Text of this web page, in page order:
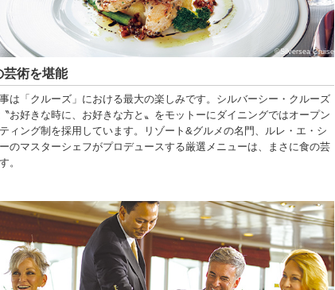
©Silversea Cruise
芸術を堪能
は「クルーズ」における最大の楽しみです。シルバーシー・クルーズ
お好きな時に、お好きな方と〟をモットーにダイニングではオープン
ィング制を採用しています。リゾート&グルメの名門、ルレ・エ・シ
のマスターシェフがプロデュースする厳選メニューは、まさに食の芸
。